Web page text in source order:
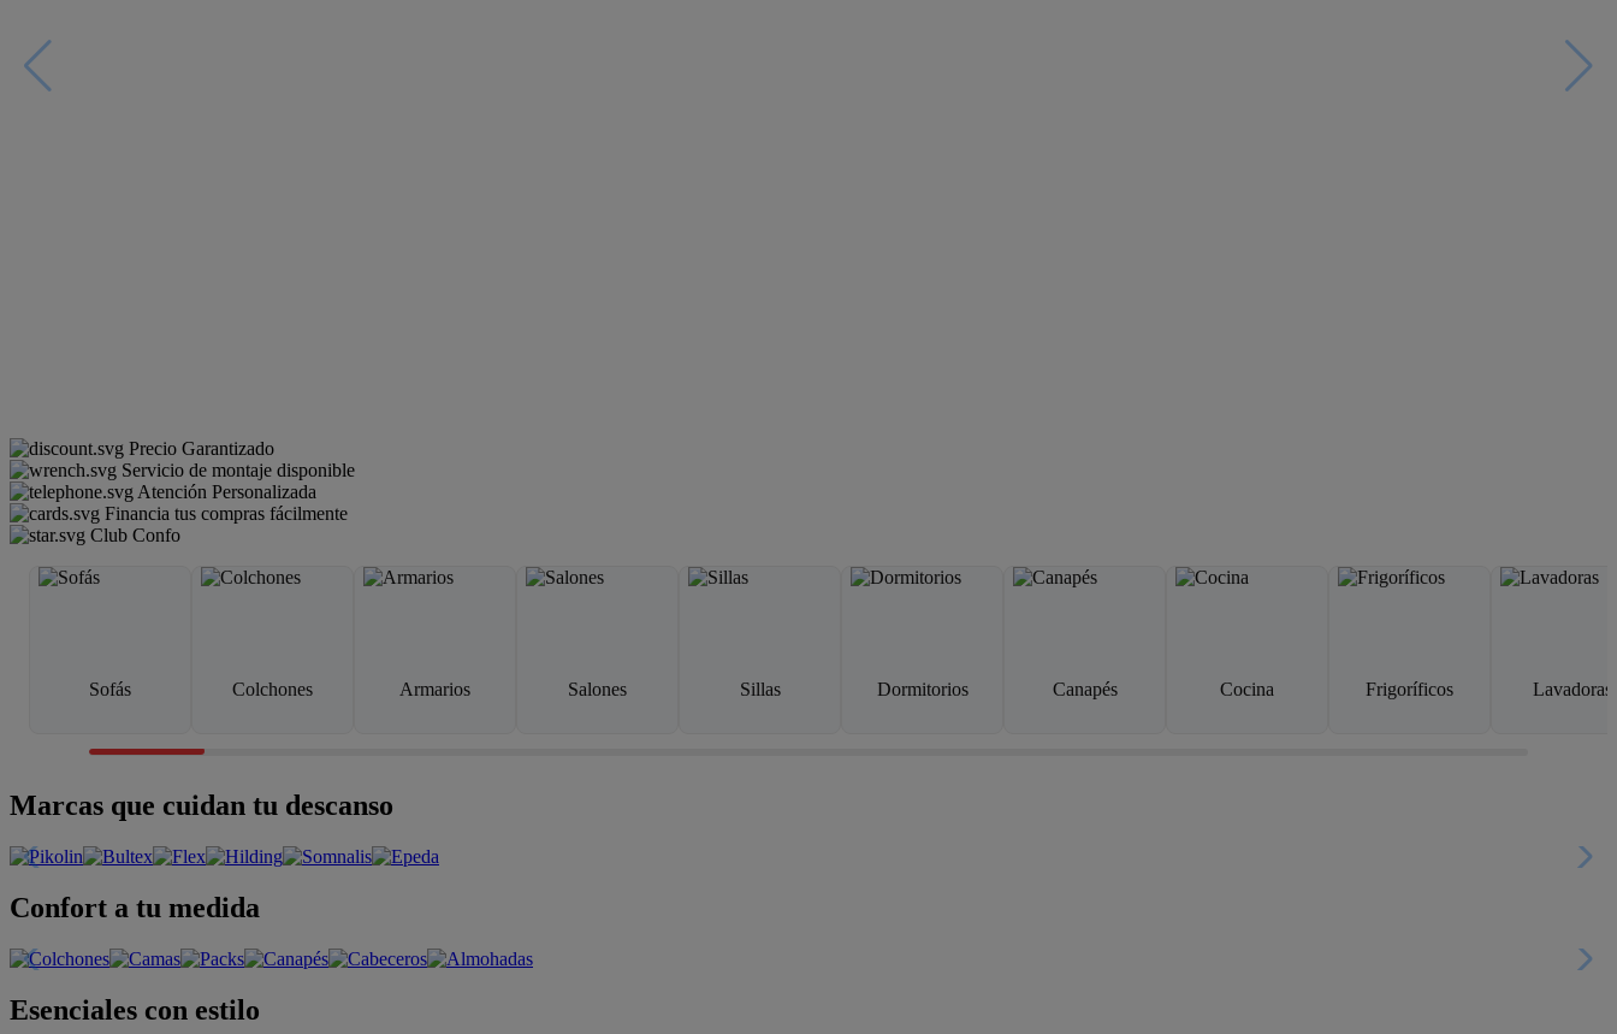
Precio Garantizado
Servicio de montaje disponible
Atención Personalizada
Financia tus compras fácilmente
Club Confo
Sofás Colchones Armarios Salones Sillas Dormitorios Canapés Cocina Frigoríficos Lavadoras
Marcas que cuidan tu descanso
Confort a tu medida
Esenciales con estilo